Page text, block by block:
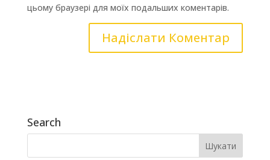
цьому браузері для моїх подальших коментарів.
Search